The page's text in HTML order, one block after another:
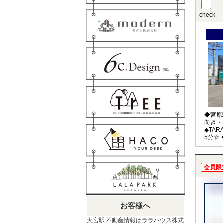
check
◆宮原
向き
5分☆
中学
会員限
お客様へ
大宮駅 不動産情報はララハウス株式